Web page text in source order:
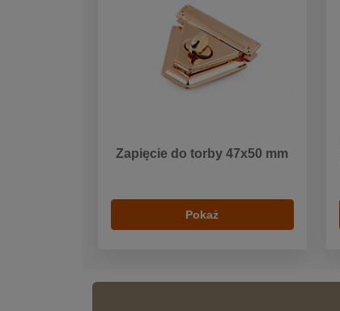
Zapięcie do torby 47x50 mm
Pokaż